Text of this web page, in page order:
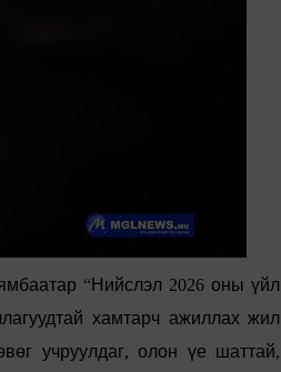
“ Нийслэл 2026оны үйл
хамтарч ажиллах жил
учруулдаг,олон үе шаттай,